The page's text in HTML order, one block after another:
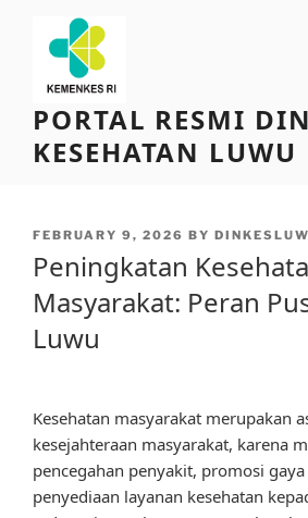
content
PORTAL RESMI
KESEHATAN LUWU
POSTED
FEBRUARY 9, 2026 BY
Peningkatan
Masyarakat: Peran
Luwu
Kesehatan masyarakat merupakan
kesejahteraan masyarakat, karena
pencegahan penyakit, promosi
penyediaan layanan kesehatan